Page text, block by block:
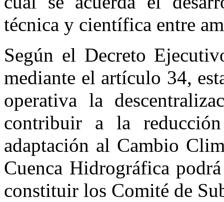
técnica y científica entre
Según el Decreto
mediante el artículo 34,
operativa la
contribuir a la
adaptación al Cambio
Cuenca Hidrográfica
constituir los Comité de